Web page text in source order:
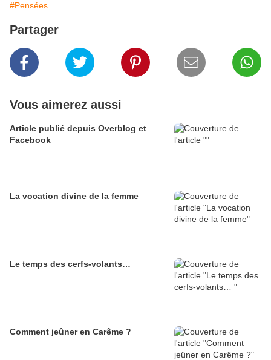
#Pensées
Partager
Vous aimerez aussi
Article publié depuis Overblog et
Facebook
La vocation divine de la femme
Le temps des cerfs-volants…
Comment jeûner en Carême ?